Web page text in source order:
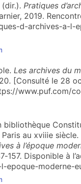
(dir.). Pratiques
2019.
d-archives-a-l-
Les archives du
[Consulté le 28
www.puf.com/
bibliothèque
au xviiie siècle.
à l’époque
Disponible à
epoque-moderne-